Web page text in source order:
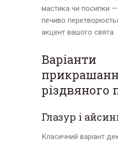
мастика чи посипки —
печиво
акцент вашого свята.
Варіанти
різдвяного
Глазур і
Класичний варіант